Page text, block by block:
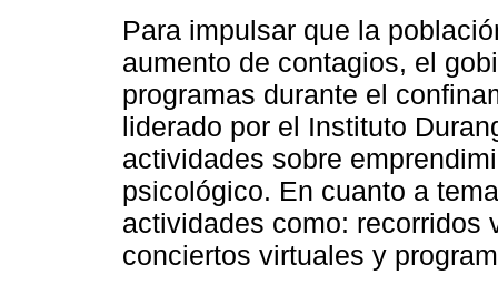
Para impulsar que la
aumento de contagios, el
programas durante el
liderado por el Instituto
actividades sobre
psicológico. En cuanto a
actividades como: recorridos
conciertos virtuales y